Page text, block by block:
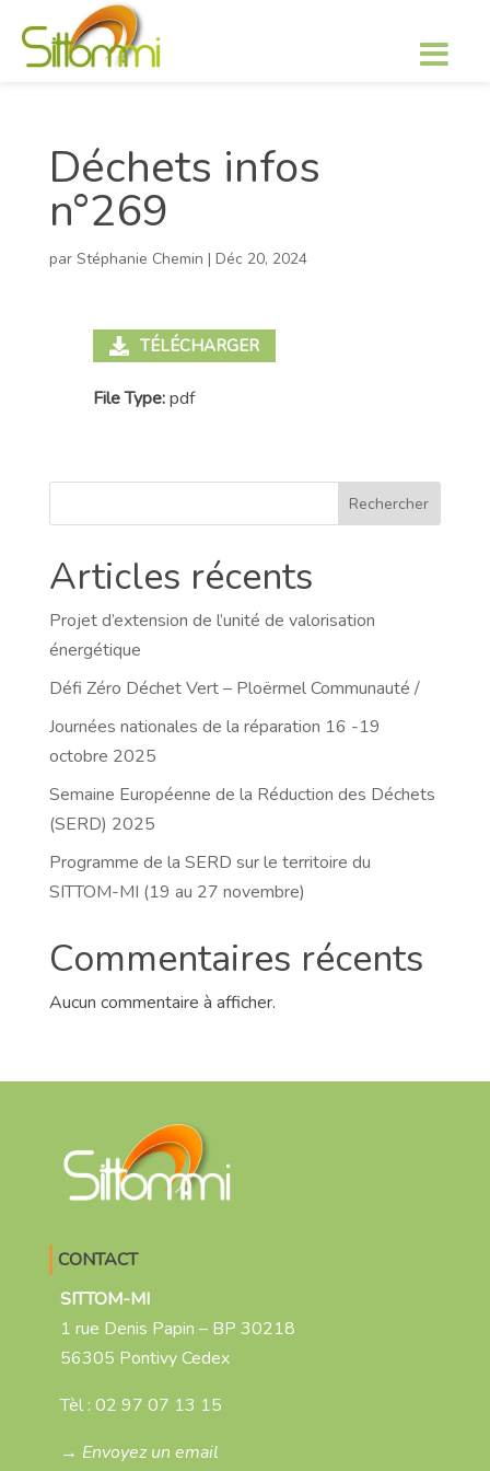
Déchets infos
n°269
par Stéphanie Chemin | Déc 20, 2024
TÉLÉCHARGER
File Type:pdf
Rechercher
Articles récents
Projet d’extension de l’unité de valorisation
énergétique
Défi Zéro Déchet Vert – Ploërmel Communauté /
Journées nationales de la réparation 16 -19
octobre 2025
Semaine Européenne de la Réduction des Déchets
(SERD) 2025
Programme de la SERD sur le territoire du
SITTOM-MI (19 au 27 novembre)
Commentaires récents
Aucun commentaire à afficher.
CONTACT
SITTOM-MI
1 rue Denis Papin – BP 30218
56305 Pontivy Cedex
Tèl : 02 97 07 13 15
→ Envoyez un email